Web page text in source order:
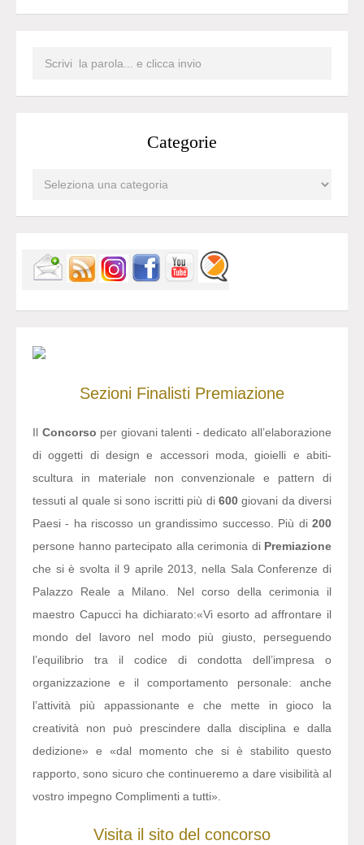
Categorie
Sezioni Finalisti Premiazione
Il Concorso per giovani talenti - dedicato all’elaborazione
di oggetti di design e accessori moda, gioielli e abiti-
scultura in materiale non convenzionale e pattern di
tessuti al quale si sono iscritti più di 600giovani da diversi
Paesi - ha riscosso un grandissimo successo. Più di 200
persone hanno partecipato alla cerimonia di Premiazione
che si è svolta il 9 aprile 2013, nella Sala Conferenze di
Palazzo Reale a Milano. Nel corso della cerimonia il
maestro Capucci ha dichiarato:«Vi esorto ad affrontare il
mondo del lavoro nel modo più giusto, perseguendo
l’equilibrio tra il codice di condotta dell’impresa o
organizzazione e il comportamento personale: anche
l’attività più appassionante e che mette in gioco la
creatività non può prescindere dalla disciplina e dalla
dedizione» e «dal momento che si è stabilito questo
rapporto, sono sicuro che continueremo a dare visibilità al
vostro impegno Complimenti a tutti».
Visita il sito del concorso